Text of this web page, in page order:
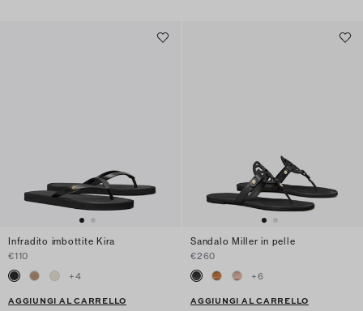
Infradito imbottite Kira
€110
+4
AGGIUNGI AL CARRELLO
Sandalo Miller in pelle
€260
+6
AGGIUNGI AL CARRELLO